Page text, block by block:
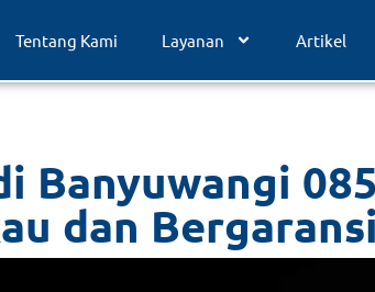
Tentang Kami Layanan Artikel
Banyuwangi
dan Bergaransi